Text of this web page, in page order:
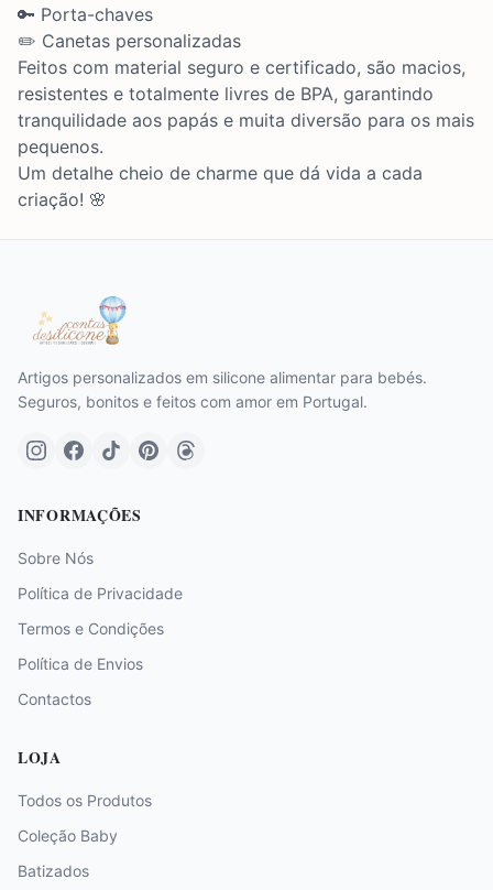
🔑 Porta-chaves
✏️ Canetas personalizadas
Feitos com material seguro e certificado, são macios,
resistentes e totalmente livres de BPA, garantindo
tranquilidade aos papás e muita diversão para os mais
pequenos.
Um detalhe cheio de charme que dá vida a cada
criação! 🌸
Artigos personalizados em silicone alimentar para bebés.
Seguros, bonitos e feitos com amor em Portugal.
INFORMAÇÕES
Sobre Nós
Política de Privacidade
Termos e Condições
Política de Envios
Contactos
LOJA
Todos os Produtos
Coleção Baby
Batizados